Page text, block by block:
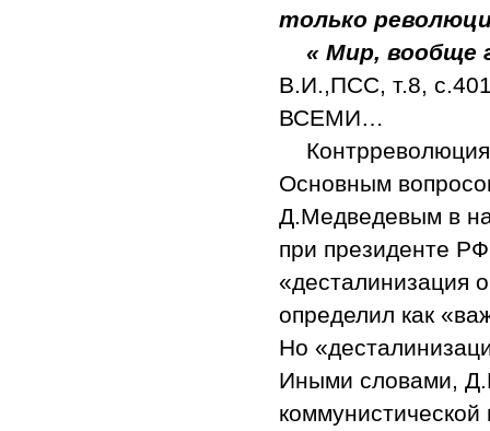
только
« Мир, вообще
В.И.,ПСС, т.8,
ВСЕМИ…
Основным
Д.Медведевым в
при президенте
«десталинизация
определил как
Но
Иными словами,